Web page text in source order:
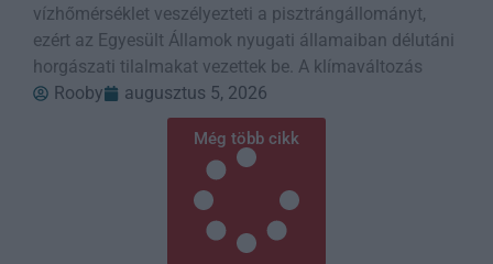
vízhőmérséklet veszélyezteti a pisztrángállományt,
ezért az Egyesült Államok nyugati államaiban délutáni
horgászati tilalmakat vezettek be. A klímaváltozás
Rooby
augusztus 5, 2026
Még több cikk